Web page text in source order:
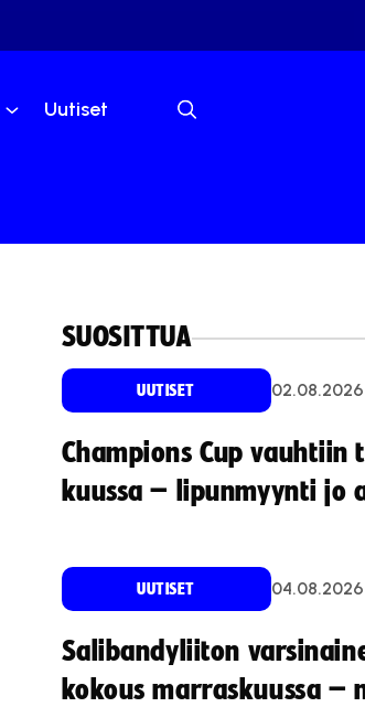
Uutiset
SUOSITTUA
UUTISET 02.08.2026
Champions Cup vauhtiin
kuussa – lipunmyynti jo
UUTISET 04.08.2026
Salibandyliiton
kokous marraskuussa –